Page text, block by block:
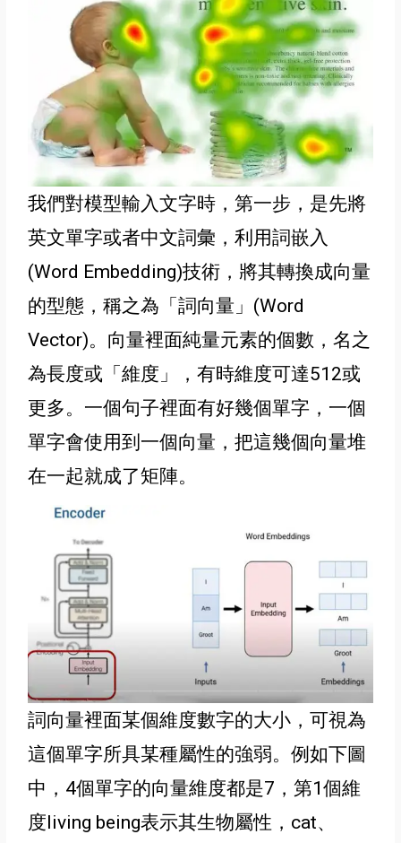
我們對模型輸入文字時，第一步，是先將
英文單字或者中文詞彙，利用詞嵌入
(Word Embedding)技術，將其轉換成向量
的型態，稱之為 「詞向量 」(Word
Vector)。向量裡面純量元素的個數 ，名之
為長度或 「維度 」
，有時維度可達512或
更多。 一個句子裡面有好幾個單字， 一個
單字會使用到一個向量，把這幾個向量堆
在一起就成了矩陣。
詞向量裡面某個維度數字的大小，可視為
這個單字所具某種屬性的強弱。例如下圖
中，4個單字的向量維度都是7，第1個維
度living being表示其生物屬性 ，cat、